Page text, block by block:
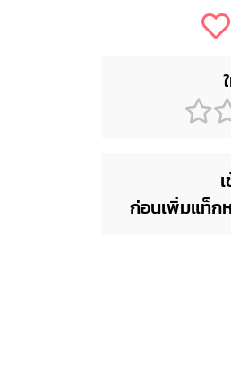
ก่อนเพิ่มแท็ก